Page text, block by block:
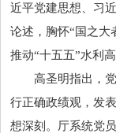
近平党建思想、 习近
论述，胸怀“国之大
推动“十五五”水利
高圣明指出，
行正确政绩观，发
想深刻。厅系统党